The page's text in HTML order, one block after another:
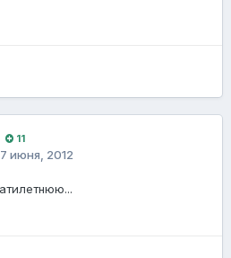
11
июня, 2012